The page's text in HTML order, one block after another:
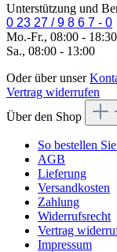
Unterstützung und
0 23 27 / 9 8 6 7 - 0
Mo.-Fr., 08:00 -
Sa., 08:00 - 13:00
Oder über unser
Vertrag widerrufen
Über den Shop
So bestellen
AGB
Lieferung
Versandkosten
Zahlung
Widerrufsrecht
Vertrag
Impressum